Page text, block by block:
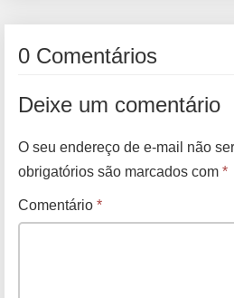
0 Comentários
Deixe um comentário
O seu endereço de e-mail não
obrigatórios são marcados com *
Comentário *